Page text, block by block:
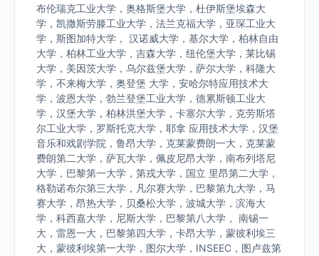
布伦瑞克工业大学，奥格斯堡大学，杜伊斯堡埃森大
学，凯撒斯劳滕工业大学，法兰克福大学，亚琛工业大
学，斯图加特大学， 汉诺威大学，基尔大学，柏林自由
大学，柏林工业大学，吉森大学，纽伦堡大学，莱比锡
大学，美因茨大学，乌尔兹堡大学，萨尔大学，科隆大
学，不来梅大学，奥登堡 大学，安哈尔特应用技术大
学，波恩大学，勃兰登堡工业大学，德累斯顿工业大
学，汉堡大学，柏林洪堡大学，卡塞尔大学，克劳斯塔
尔工业大学，罗斯托克大学，耶拿 应用技术大学，汉堡
音乐和戏剧学院，鲁昂大学，克莱蒙费朗一大，克莱蒙
费朗第二大学，萨瓦大学，佩皮尼昂大学，南布列塔尼
大学，巴黎第一大学，第戎大学，国立 里昂第二大学，
格勒诺布尔第三大学，凡尔赛大学，巴黎第九大学，马
赛大学，昂热大学，贝桑松大学，波城大学，滨海大
学，科西嘉大学，尼斯大学，巴黎第八大学， 南锡一
大，雷恩一大，巴黎第四大学，卡昂大学，蒙彼利埃三
大，蒙彼利埃第一大学，图尔大学，INSEEC，图卢兹第